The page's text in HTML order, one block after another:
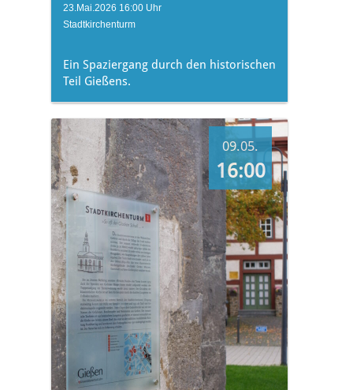
23.Mai.2026 16:00 Uhr
Stadtkirchenturm
Ein Spaziergang durch den historischen
Teil Gießens.
09.05.
16:00